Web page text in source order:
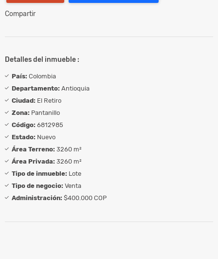
Compartir
Detalles del inmueble :
País: Colombia
Departamento: Antioquia
Ciudad: El Retiro
Zona: Pantanillo
Código: 6812985
Estado: Nuevo
Área Terreno: 3260 m²
Área Privada: 3260 m²
Tipo de inmueble: Lote
Tipo de negocio: Venta
Administración: $400.000 COP